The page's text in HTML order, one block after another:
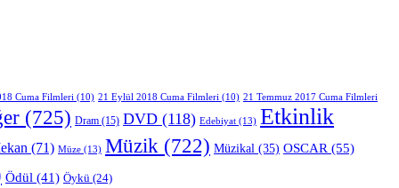
Cuma Filmleri (10) 21 Eylül 2018 Cuma Filmleri (10) 21 Temmuz 2017 Cuma Filmleri
(725) Dram (15) DVD (118) Edebiyat (13) Etkinlik
(71) Müze (13) Müzik (722) Müzikal (35) OSCAR (55)
Ödül (41) Öykü (24)